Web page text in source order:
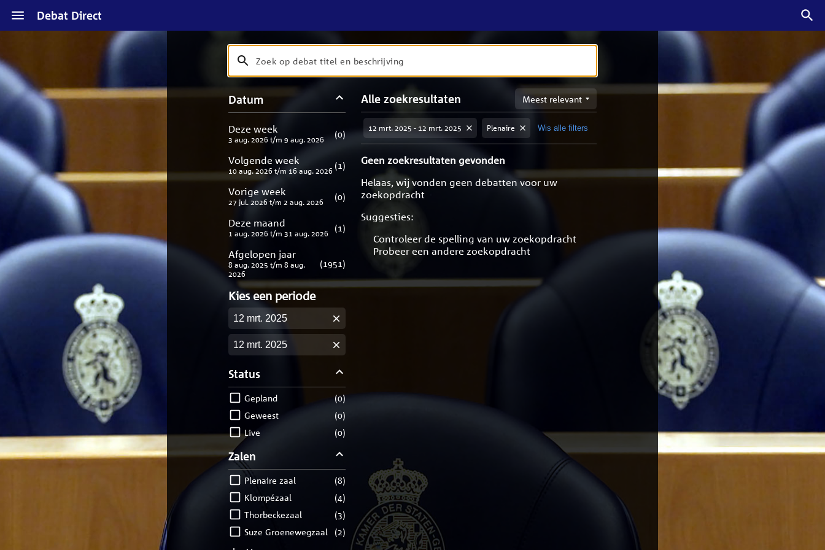
hoofdinhoudDebat Direct
Zoeken
Zoek
op
debat
titel
en
beschrijving
zoekresultaten
Verfijn
uw
resultaten
Datum
Deze week
3 aug. 2026 t/m 9 aug. 2026
(0)
Volgende week
10 aug. 2026 t/m 16 aug. 2026
(1 )
Vorige week
27 jul. 2026 t/m 2 aug. 2026
(0)
Deze maand
1 aug. 2026 t/m 31 aug. 2026
(1 )
Afgelopen jaar
8 aug. 2025 t/m 8 aug.
2026
(1951 )
Kies een periode
Startdatum
Einddatum
Status
gepland (0)
geweest
(0)
live
(0)
Zalen
Plenaire zaal (8)
Klompézaal
(4)
Thorbeckezaal
(3)
Suze Groenewegzaal
(2)
Alle zoekresultaten
Sorteren
op
meest
relevant
12 mrt. 2025 - 12 mrt. 2025 Plenaire Wis alle filters
Geen zoekresultaten gevonden
Helaas, wij vonden geen debatten voor uw
zoekopdracht
Suggesties:
Controleer de spelling van uw zoekopdracht
Probeer een andere zoekopdracht